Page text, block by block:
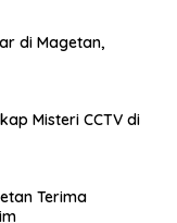
di Magetan,
Misteri CCTV di
Terima